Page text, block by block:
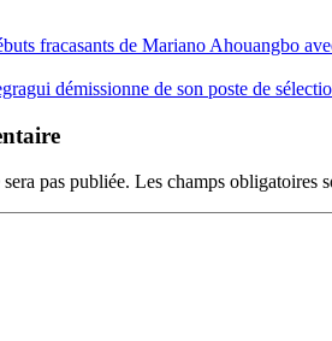
fracasants de Mariano Ahouangbo
démissionne de son poste de
pas publiée. Les champs obligatoires